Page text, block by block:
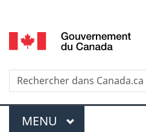
de
selection
Recherche
Menu
MENU PRINCIPAL